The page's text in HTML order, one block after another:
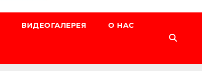
ВИДЕОГАЛЕРЕЯ О НАС